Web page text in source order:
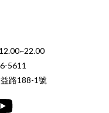
5611
路188-1號